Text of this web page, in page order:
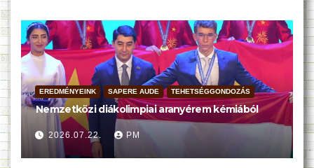
EREDMÉNYEINK SAPERE AUDE TEHETSÉGGONDOZÁS
Nemzetközi diákolimpiai aranyérem kémiából
2026.07.22. PM